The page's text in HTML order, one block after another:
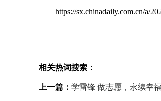
https://sx.chinadaily.com.cn/a/
相关热词搜索：
上一篇： 学雷锋 做志愿，永续幸